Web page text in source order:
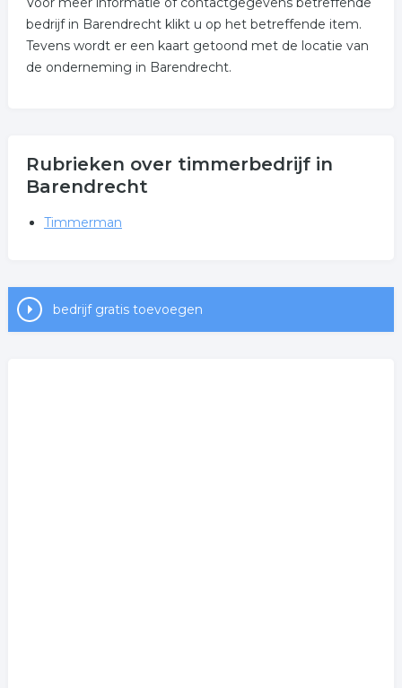
bedrijf in Barendrecht klikt u op het betreffende item.
Tevens wordt er een kaart getoond met de locatie van
de onderneming in Barendrecht.
Rubrieken over timmerbedrijf in
Barendrecht
Timmerman
bedrijf gratis toevoegen